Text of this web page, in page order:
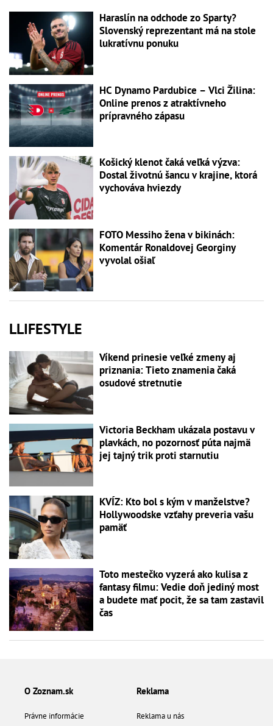
Haraslín na odchode zo Sparty?
Slovenský reprezentant má na stole
lukratívnu ponuku
HC Dynamo Pardubice – Vlci Žilina:
Online prenos z atraktívneho
prípravného zápasu
Košický klenot čaká veľká výzva:
Dostal životnú šancu v krajine, ktorá
vychováva hviezdy
FOTO Messiho žena v bikinách:
Komentár Ronaldovej Georginy
vyvolal ošiaľ
LLIFESTYLE
Víkend prinesie veľké zmeny aj
priznania: Tieto znamenia čaká
osudové stretnutie
Victoria Beckham ukázala postavu v
plavkách, no pozornosť púta najmä
jej tajný trik proti starnutiu
KVÍZ: Kto bol s kým v manželstve?
Hollywoodske vzťahy preveria vašu
pamäť
Toto mestečko vyzerá ako kulisa z
fantasy filmu: Vedie doň jediný most
a budete mať pocit, že sa tam zastavil
čas
O Zoznam.sk
Právne informácie
Reklama
Reklama u nás